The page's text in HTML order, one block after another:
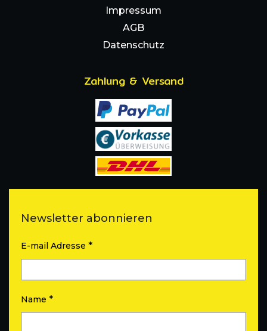
Impressum
AGB
Datenschutz
Zahlung & Versand
Newsletter abonnieren
E-mail Adresse *
Name *